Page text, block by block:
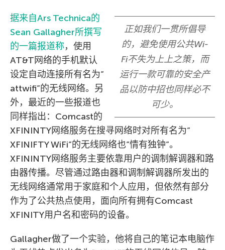
正如我们一贯所倡导
的，避免使用公共Wi-
Fi不失为上上之策，而
运行一款可靠的安全产
品以防中招也同样必不
可少。
据来自Ars Technica的
Sean Gallagher所撰写
的一篇报道称，使用
AT&T网络的手机默认
设定自动连接所有名为”
attwifi”的无线网络。另
外，最近的一些报道也
同样指出：Comcast的
XFININTY网络服务在搜寻网络时对所有名为”
XFINIFTY WiFi”的无线网络也”情有独钟”。
XFININTY网络服务主要依靠用户的调制解调器和路
由器传播。尽管通过路由器和调制解调器所发出的
无线网络通常用于家庭和个人应用，但依然有部分
作为了公共热点使用，面向所有拥有Comcast
XFINITY用户名和密码的设备。
Gallagher做了一个实验，他将自己的笔记本电脑作